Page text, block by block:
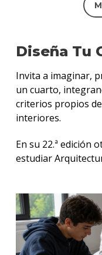
Diseña Tu
Invita a imaginar,
un cuarto,
criterios propios
interiores.
En su 22.ª edición
estudiar